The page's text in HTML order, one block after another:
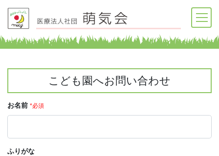
こども園へお問い合わせ
お名前 *必須
ふりがな